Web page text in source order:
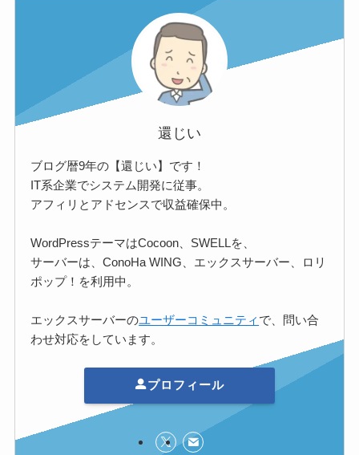
還じい
ブログ暦9年の【還じい】です！
IT系企業でシステム開発に従事。
アフィリとアドセンスで収益確保中。
WordPressテーマはCocoon、SWELLを、
サーバーは、ConoHa WING、エックスサーバー、ロリ
ポップ！を利用中。
エックスサーバーのユーザーコミュニティ で、問い合
わせ対応をしています。
プロフィール